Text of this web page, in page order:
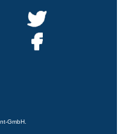
GmbH.